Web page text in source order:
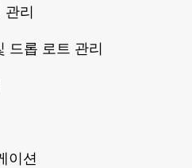
리
드롭 로트 관리
이션